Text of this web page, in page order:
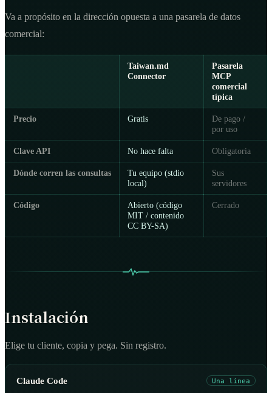
Va a propósito en la dirección opuesta a una pasarela de datos
comercial:
Taiwan.md
Connector
Pasarela
MCP
comercial
típica
Precio Gratis
De pago /
por uso
Clave API No hace falta Obligatoria
Dónde corren las consultas
Tu equipo (stdio
local)
Sus
servidores
Código
Abierto (código
MIT / contenido
CC BY-SA)
Cerrado
Instalación
Elige tu cliente, copia y pega. Sin registro.
Claude Code Una línea